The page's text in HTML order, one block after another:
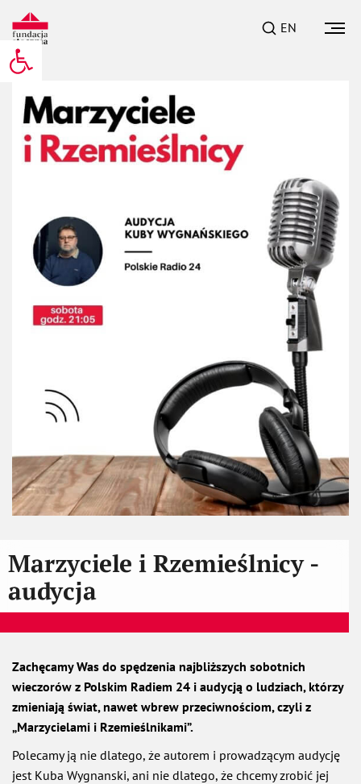
Otwórz pasek narzędzi
EN
Marzyciele i Rzemieślnicy -
audycja
Zachęcamy Was do spędzenia najbliższych sobotnich
wieczorów z Polskim Radiem 24 i audycją o ludziach, którzy
zmieniają świat, nawet wbrew przeciwnościom, czyli z
„Marzycielami i Rzemieślnikami”.
Polecamy ją nie dlatego, że autorem i prowadzącym audycję
jest Kuba Wygnanski, ani nie dlatego, że chcemy zrobić jej